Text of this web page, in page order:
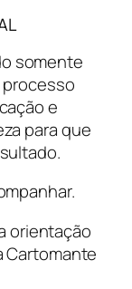
somente
processo
e
para que
orientação
Cartomante